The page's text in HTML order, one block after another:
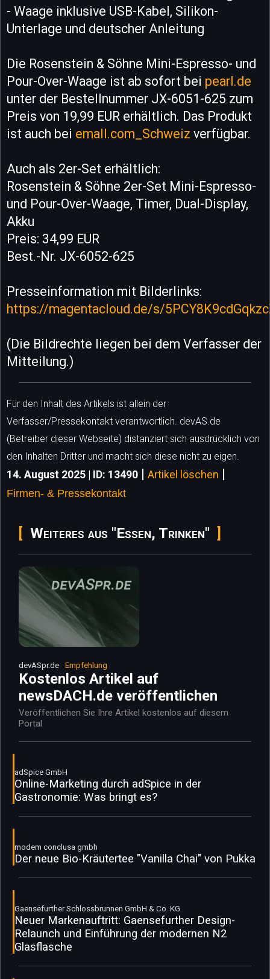
- Waage inklusive USB-Kabel, Silikon-
Unterlage und deutscher Anleitung
Die Rosenstein & Söhne Mini-Espresso- und
Pour-Over-Waage ist ab sofort bei pearl.de
unter der Bestellnummer JX-6051-625 zum
Preis von 19,99 EUR erhältlich. Das Produkt
ist auch bei emall.com_Schweiz verfügbar.
Auch als 2er-Set erhältlich:
Rosenstein & Söhne 2er-Set Mini-Espresso-
und Pour-Over-Waage, Timer, Dual-Display,
Akku
Preis: 34,99 EUR
Best.-Nr. JX-6052-625
Presseinformation mit Bilderlinks:
https://magentacloud.de/s/
(Die Bildrechte liegen bei dem Verfasser der
Mitteilung.)
Für den Inhalt des Artikels ist allein der
Verfasser/Pressekontakt verantwortlich. devAS.de
(Betreiber dieser Webseite) distanziert sich ausdrücklich von
den Inhalten Dritter und macht sich diese nicht zu eigen.
14. August 2025 | ID: 13490 | Artikel löschen |
Firmen- & Pressekontakt
Weiteres aus "Essen, Trinken"
devASpr.de Empfehlung
Kostenlos Artikel auf
newsDACH.de veröffentlichen
Veröffentlichen Sie Ihre Artikel kostenlos auf diesem
Portal
adSpice GmbH
Online-Marketing durch adSpice in der
Gastronomie: Was bringt es?
modem conclusa gmbh
Der neue Bio-Kräutertee "Vanilla Chai" von Pukka
Gaensefurther Schlossbrunnen GmbH & Co. KG
Neuer Markenauftritt: Gaensefurther Design-
Relaunch und Einführung der modernen N2
Glasflasche